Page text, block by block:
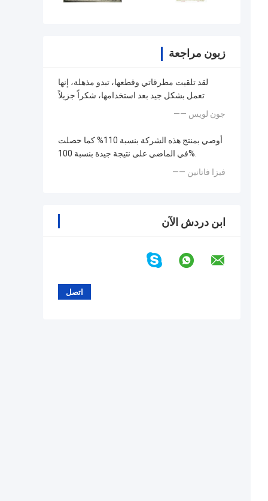
زبون مراجعة
لقد تلقيت مطرقاتي وقطعها، تبدو مذهلة، إنها
تعمل بشكل جيد بعد استخدامها، شكراً جزيلاً
—— جون لويس
أوصي بمنتج هذه الشركة بنسبة 110% كما حصلت
في الماضي على نتيجة جيدة بنسبة 100%.
—— فيزا فاتانين
ابن دردش الآن